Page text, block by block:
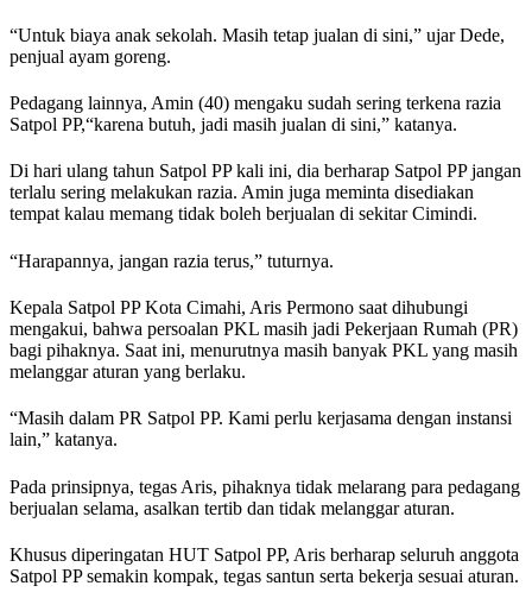
“Untuk biaya anak sekolah. Masih tetap jualan di sini,” ujar Dede,
penjual ayam goreng.
Pedagang lainnya, Amin (40) mengaku sudah sering terkena razia
Satpol PP,“karena butuh, jadi masih jualan di sini,” katanya.
Di hari ulang tahun Satpol PP kali ini, dia berharap Satpol PP jangan
terlalu sering melakukan razia. Amin juga meminta disediakan
tempat kalau memang tidak boleh berjualan di sekitar Cimindi.
“Harapannya, jangan razia terus,” tuturnya.
Kepala Satpol PP Kota Cimahi, Aris Permono saat dihubungi
mengakui, bahwa persoalan PKL masih jadi Pekerjaan Rumah (PR)
bagi pihaknya. Saat ini, menurutnya masih banyak PKL yang masih
melanggar aturan yang berlaku.
“Masih dalam PR Satpol PP. Kami perlu kerjasama dengan instansi
lain,” katanya.
Pada prinsipnya, tegas Aris, pihaknya tidak melarang para pedagang
berjualan selama, asalkan tertib dan tidak melanggar aturan.
Khusus diperingatan HUT Satpol PP, Aris berharap seluruh anggota
Satpol PP semakin kompak, tegas santun serta bekerja sesuai aturan.